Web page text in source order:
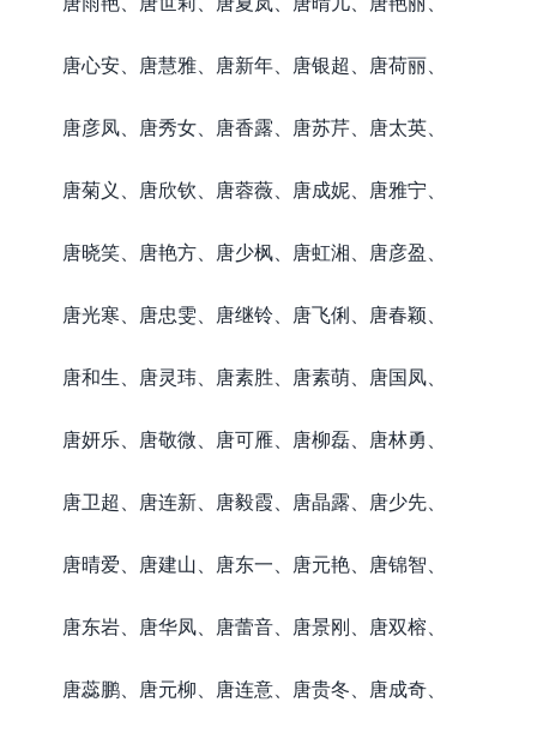
唐心安、唐慧雅、唐新年、唐银超、唐荷丽、
唐彦凤、唐秀女、唐香露、唐苏芹、唐太英、
唐菊义、唐欣钦、唐蓉薇、唐成妮、唐雅宁、
唐晓笑、唐艳方、唐少枫、唐虹湘、唐彦盈、
唐光寒、唐忠雯、唐继铃、唐飞俐、唐春颖、
唐和生、唐灵玮、唐素胜、唐素萌、唐国凤、
唐妍乐、唐敬微、唐可雁、唐柳磊、唐林勇、
唐卫超、唐连新、唐毅霞、唐晶露、唐少先、
唐晴爱、唐建山、唐东一、唐元艳、唐锦智、
唐东岩、唐华凤、唐蕾音、唐景刚、唐双榕、
唐蕊鹏、唐元柳、唐连意、唐贵冬、唐成奇、